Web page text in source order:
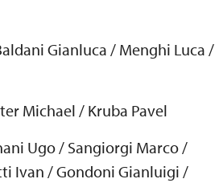
Gianluca / Menghi Luca /
Michael / Kruba Pavel
Ugo / Sangiorgi Marco /
Ivan / Gondoni Gianluigi /